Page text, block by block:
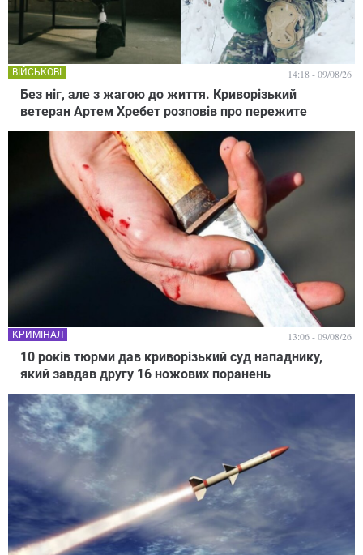
Без ніг, але з жагою до життя. Криворізький
ветеран Артем Хребет розповів про пережите
ВІЙСЬКОВІ 14:18 - 09/08/26
10 років тюрми дав криворізький суд нападнику,
який завдав другу 16 ножових поранень
КРИМІНАЛ 13:06 - 09/08/26